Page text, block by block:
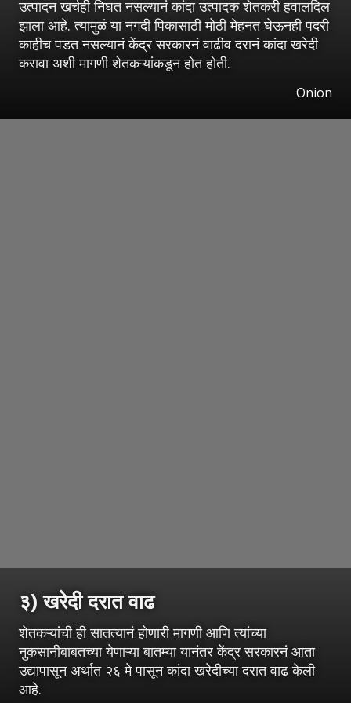
उत्पादन खर्चही निघत नसल्यानं कांदा उत्पादक शेतकरी हवालदिल
झाला आहे. त्यामुळं या नगदी पिकासाठी मोठी मेहनत घेऊनही पदरी
काहीच पडत नसल्यानं केंद्र सरकारनं वाढीव दरानं कांदा खरेदी
करावा अशी मागणी शेतकऱ्यांकडून होत होती.
Onion
३) खरेदी दरात वाढ
शेतकऱ्यांची ही सातत्यानं होणारी मागणी आणि त्यांच्या
नुकसानीबाबतच्या येणाऱ्या बातम्या यानंतर केंद्र सरकारनं आता
उद्यापासून अर्थात २६ मे पासून कांदा खरेदीच्या दरात वाढ केली
आहे.